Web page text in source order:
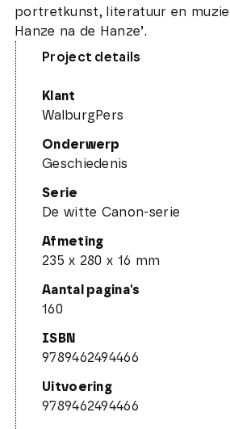
portretkunst, literatuur en
Hanze na de Hanze’.
Project details
Klant
WalburgPers
Onderwerp
Geschiedenis
Serie
De witte Canon-serie
Afmeting
235 x 280 x 16 mm
Aantal pagina's
160
ISBN
9789462494466
Uitvoering
9789462494466